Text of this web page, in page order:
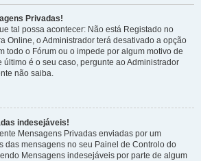
Privadas!
tal possa acontecer: Não está Registado no
Online, o Administrador terá desativado a opção
todo o Fórum ou o impede por algum motivo de
último é o seu caso, pergunte ao Administrador
não saiba.
indesejáveis!
Mensagens Privadas enviadas por um
das mensagens no seu Painel de Controlo do
Mensagens indesejáveis por parte de algum